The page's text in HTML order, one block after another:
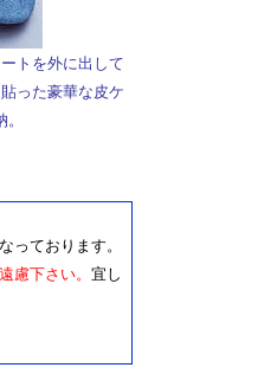
トを外に出して
った豪華な皮ケ
っております。
慮下さい。 宜し